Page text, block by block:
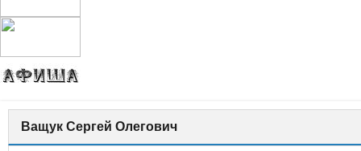
Ващук Сергей Олегович